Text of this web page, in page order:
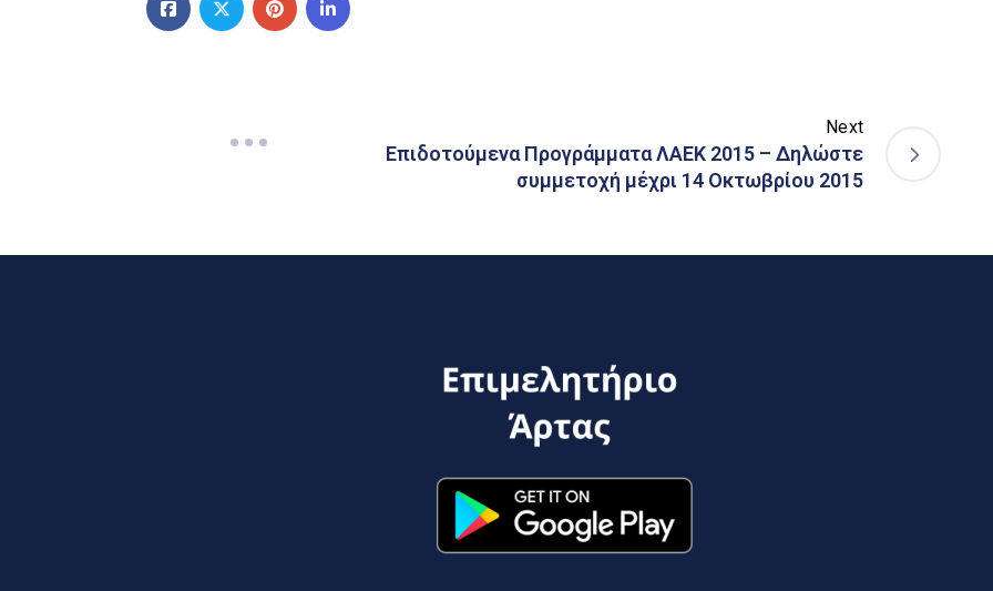
Next
Επιδοτούμενα Προγράμματα ΛΑΕΚ 2015 – Δηλώστε
συμμετοχή μέχρι 14 Οκτωβρίου 2015